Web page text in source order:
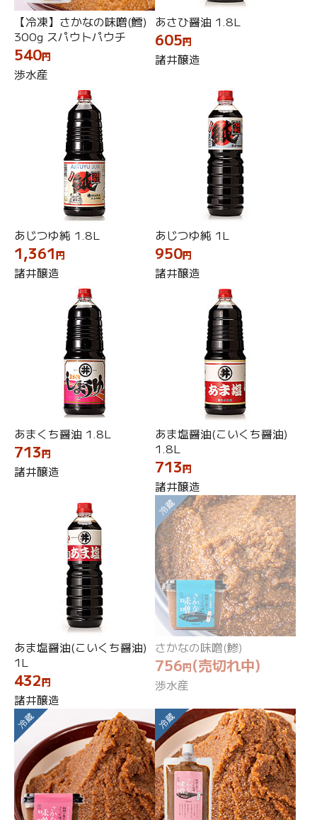
【冷凍】さかなの味噌(鱈)
300g スパウトパウチ
540円
渉水産
あさひ醤油 1.8L
605円
諸井醸造
あじつゆ純 1.8L
1,361円
諸井醸造
あじつゆ純 1L
950円
諸井醸造
あまくち醤油 1.8L
713円
諸井醸造
あま塩醤油(こいくち醤油)
1.8L
713円
諸井醸造
あま塩醤油(こいくち醤油)
1L
432円
諸井醸造
さかなの味噌(鯵)
756円(売切れ中)
渉水産
冷蔵
冷蔵 冷蔵